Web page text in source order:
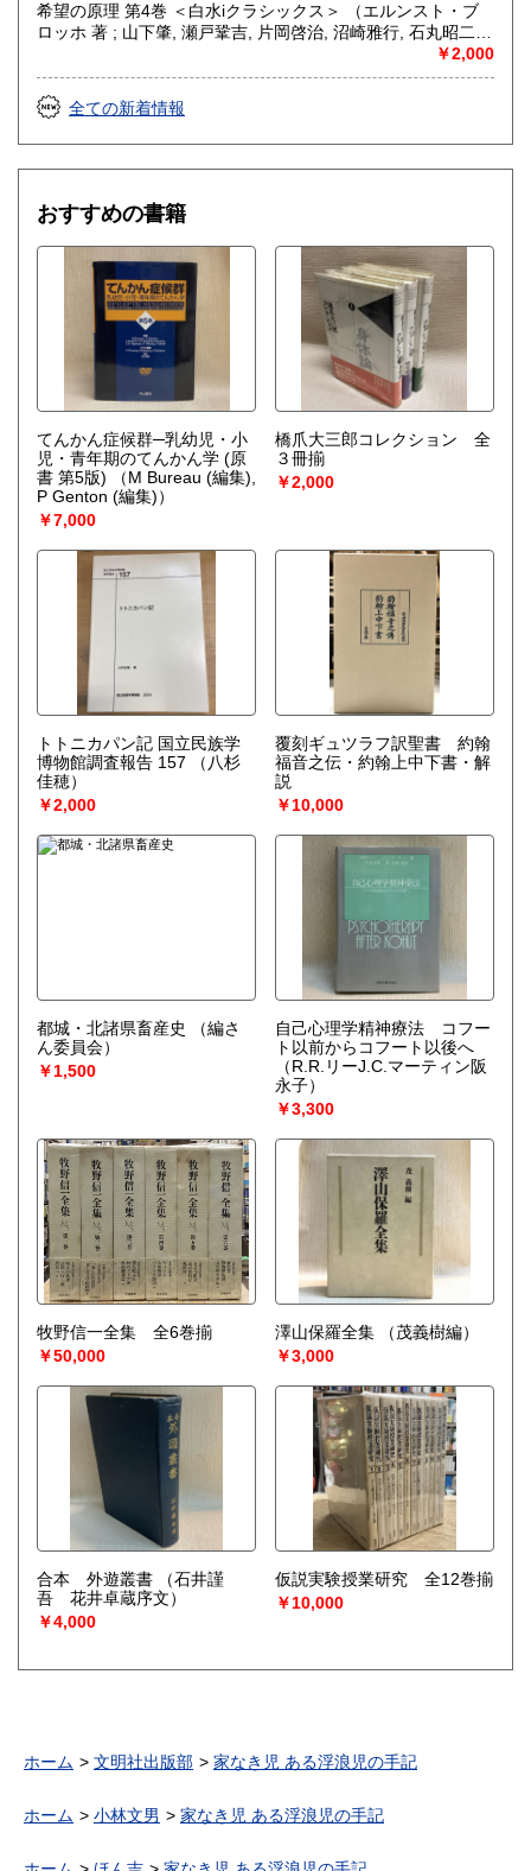
希望の原理 第4巻 ＜白水iクラシックス＞ （エルンスト・ブ
ロッホ 著 ; 山下肇, 瀬戸鞏吉, 片岡啓治, 沼崎雅行, 石丸昭二,
￥2,000
全ての新着情報
おすすめの書籍
てんかん症候群─乳幼児・小
児・青年期のてんかん学 (原
書 第5版)
（M Bureau (編集),
P Genton (編集)）
￥7,000
橋爪大三郎コレクション 全
３冊揃
￥2,000
トトニカパン記 国立民族学
博物館調査報告 157
（八杉
佳穂）
￥2,000
覆刻ギュツラフ訳聖書 約翰
福音之伝・約翰上中下書・解
説
￥10,000
都城・北諸県畜産史
（編さ
ん委員会）
￥1,500
自己心理学精神療法 コフー
ト以前からコフート以後へ
（R.R.リーJ.C.マーティン阪
永子）
￥3,300
牧野信一全集 全6巻揃
￥50,000
澤山保羅全集
（茂義樹編）
￥3,000
合本 外遊叢書
（石井謹
吾 花井卓蔵序文）
￥4,000
仮説実験授業研究 全12巻揃
￥10,000
ホーム 文明社出版部 家なき児 ある浮浪児の手記
ホーム 小林文男 家なき児 ある浮浪児の手記